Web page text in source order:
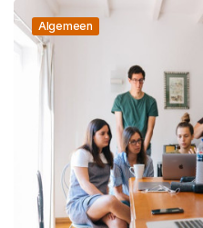
Algemeen